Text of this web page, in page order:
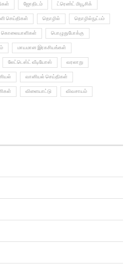
ஜோதிடம் ட்ரெண்ட் மியூசிக்
செய்திகள் தொழில் தொழில்நுட்பம்
கொலையாளிகள் பொழுதுபோக்கு
மாயமான இரகசியங்கள்
லேட்டெஸ்ட் வீடியோஸ் வரலாறு
வானியல் செய்திகள்
விளையாட்டு விவசாயம்